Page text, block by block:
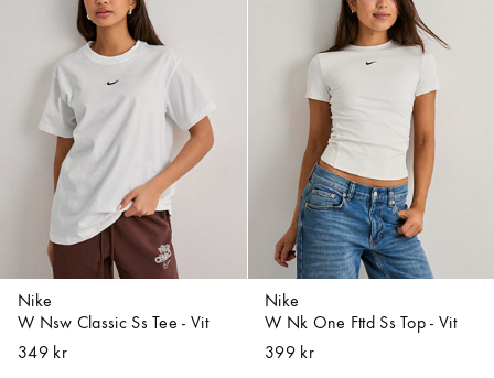
Nike
W Nsw Classic Ss Tee - Vit
349 kr
Nike
W Nk One Fttd Ss Top - Vit
399 kr